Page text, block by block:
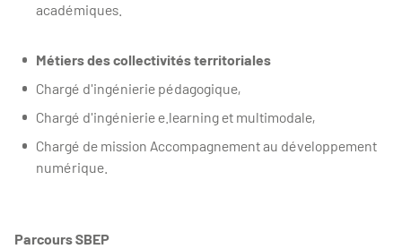
académiques.
Métiers des collectivités territoriales
Chargé d'ingénierie pédagogique,
Chargé d'ingénierie e.learning et multimodale,
Chargé de mission Accompagnement au développement
numérique.
Parcours SBEP